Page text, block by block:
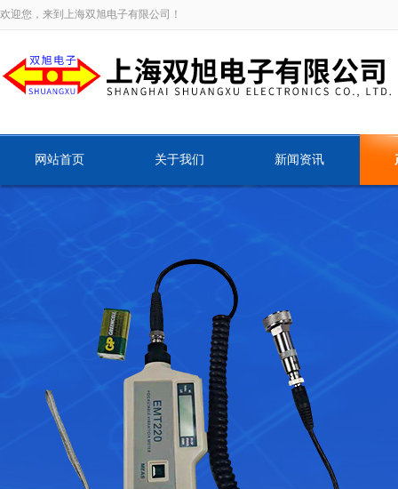
欢迎您，来到上海双旭电子有限公司！
网站首页 关于我们 新闻资讯